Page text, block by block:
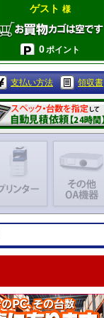
ゲスト 様
0ポイント
支払い方法 領収書